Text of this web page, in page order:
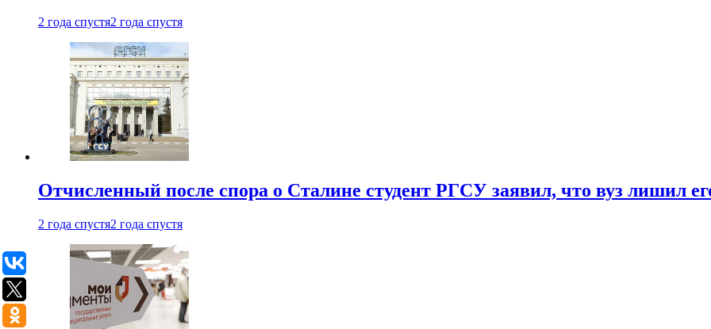
2 года спустя2 года спустя
Отчисленный после спора о Сталине студент РГСУ заявил, что вуз лишил
2 года спустя2 года спустя